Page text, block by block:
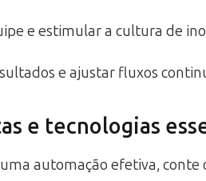
e estimular a cultura de
e ajustar fluxos
e tecnologias
automação efetiva, conte